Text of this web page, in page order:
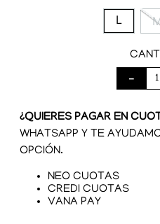
L
－
¿QUIERES PAGAR EN
WHATSAPP Y TE
OPCIÓN.
NEO CUOTAS
CREDI CUOTAS
VANA PAY